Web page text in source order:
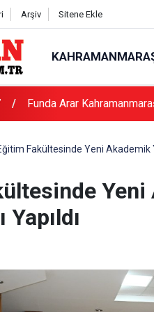
Arşiv Sitene Ekle
Funda Arar
Fakültesinde Yeni Akademik
Yeni